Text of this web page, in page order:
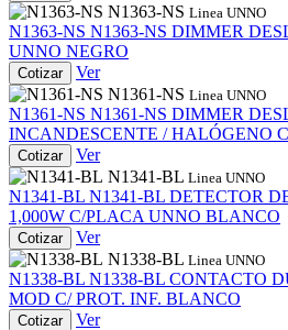
N1363-NS Linea UNNO
N1363-NS N1363-NS DIMMER
UNNO NEGRO
Cotizar
Ver
N1361-NS Linea UNNO
N1361-NS N1361-NS DIMMER
INCANDESCENTE / HALÓGENO
Cotizar
Ver
N1341-BL Linea UNNO
N1341-BL N1341-BL DETECTOR
1,000W C/PLACA UNNO BLANCO
Cotizar
Ver
N1338-BL Linea UNNO
N1338-BL N1338-BL CONTACTO
MOD C/ PROT. INF. BLANCO
Cotizar
Ver